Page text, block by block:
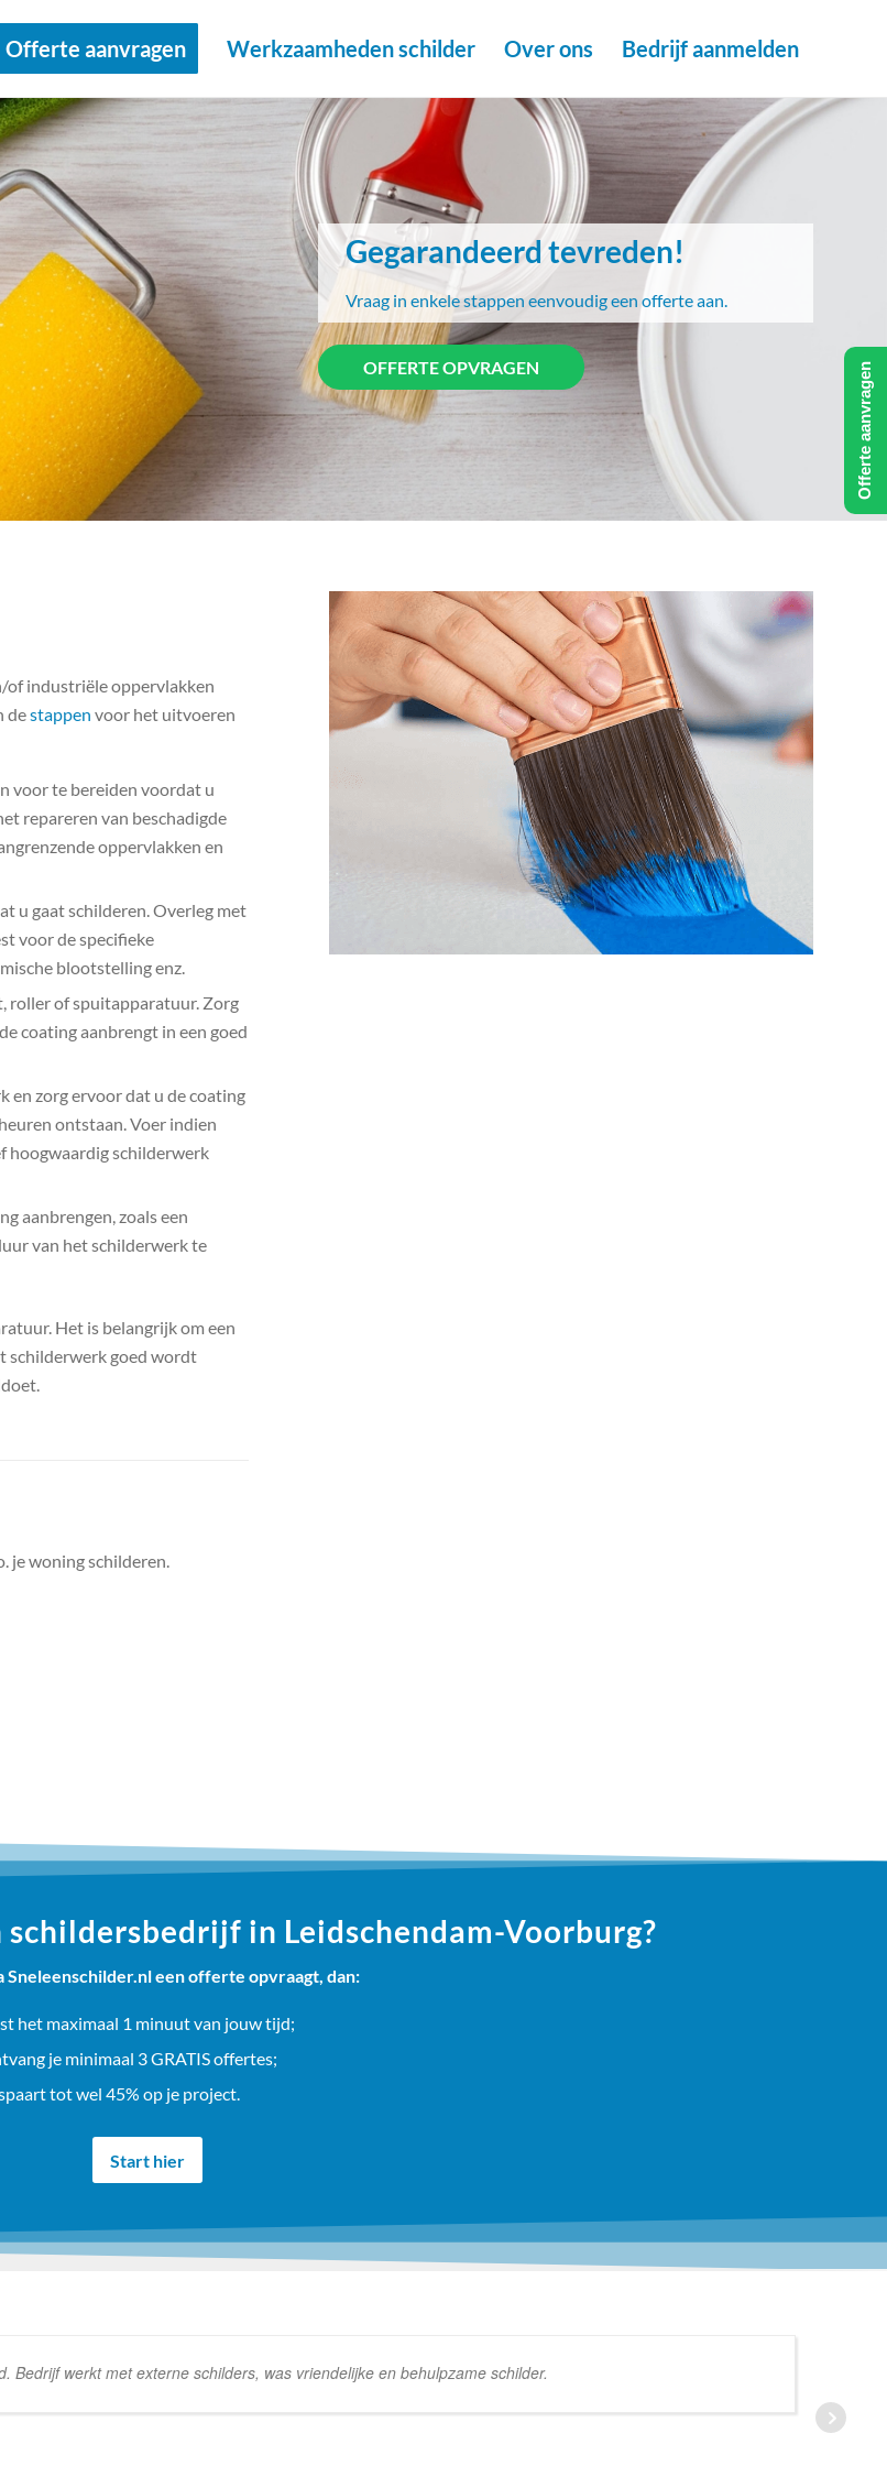
Offerte aanvragen Werkzaamheden schilder Over ons Bedrijf aanmelden
Gegarandeerd tevreden!
Vraag in enkele stappen eenvoudig een offerte aan.
OFFERTE OPVRAGEN
of industriële oppervlakken
destappen voor het uitvoeren
voor te bereiden voordat u
repareren van beschadigde
oppervlakken en
u gaat schilderen. Overleg met
voor de specifieke
blootstelling enz.
roller of spuitapparatuur. Zorg
coating aanbrengt in een goed
zorg ervoor dat u de coating
ontstaan. Voer indien
hoogwaardig schilderwerk
aanbrengen, zoals een
van het schilderwerk te
Het is belangrijk om een
schilderwerk goed wordt
je woning schilderen.
in Leidschendam-Voorburg?
Sneleenschilder.nl een offerte opvraagt, dan:
het maximaal 1 minuut van jouw tijd;
je minimaal 3 GRATIS offertes;
tot wel 45% op je project.
Start hier
Bedrijf werkt met externe schilders, was vriendelijke en behulpzame schilder.
Offerte aanvragen